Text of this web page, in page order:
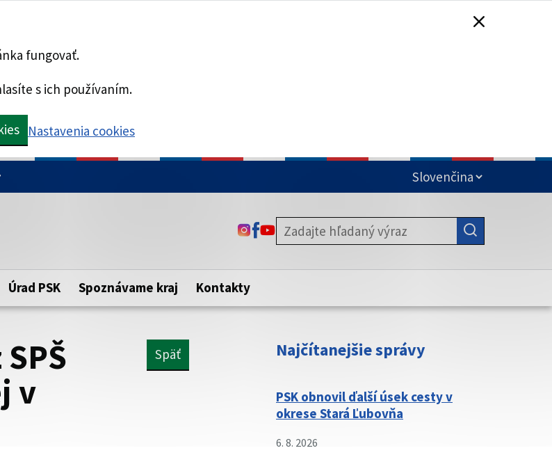
fungovať.
s ich používaním.
Nastavenia cookies
kraja.
Táto stránka je zabezpečená
zabezpečenú webovú stránku. Zabezpečená stránka vždy začína
https:// pred názvom domény webového sídla.
ODKAZ SA OTVORÍ NA NOVEJ KARTE
ODKAZ SA OTVORÍ NA NOVEJ KARTE
ODKAZ SA OTVORÍ NA NOVEJ KARTE
Úrad PSK Spoznávame kraj Kontakty
v
Späť Najčítanejšie správy
PSK obnovil ďalší úsek cesty v
okrese Stará Ľubovňa
6. 8. 2026